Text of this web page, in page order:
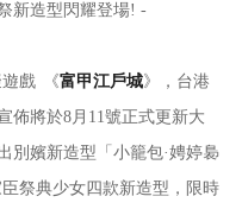
新造型閃耀登場! -
戲 《富甲江戶城》
，台港
佈將於8月11號正式更新大
別嬪新造型「小籠包·娉婷裊
祭典少女四款新造型，限時